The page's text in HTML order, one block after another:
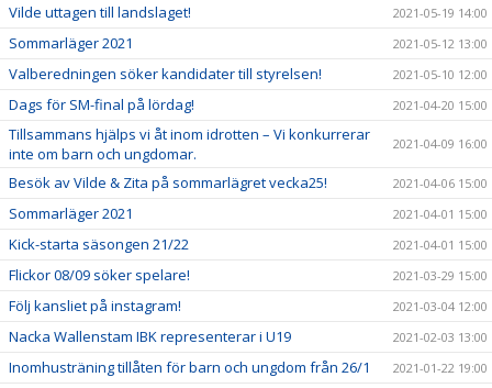
Vilde uttagen till landslaget! 2021-05-19 14:00
Sommarläger 2021 2021-05-12 13:00
Valberedningen söker kandidater till styrelsen! 2021-05-10 12:00
Dags för SM-final på lördag! 2021-04-20 15:00
Tillsammans hjälps vi åt inom idrotten – Vi konkurrerar
inte om barn och ungdomar.
2021-04-09 16:00
Besök av Vilde & Zita på sommarlägret vecka25! 2021-04-06 15:00
Sommarläger 2021 2021-04-01 15:00
Kick-starta säsongen 21/22 2021-04-01 15:00
Flickor 08/09 söker spelare! 2021-03-29 15:00
Följ kansliet på instagram! 2021-03-04 12:00
Nacka Wallenstam IBK representerar i U19 2021-02-03 13:00
Inomhusträning tillåten för barn och ungdom från 26/1 2021-01-22 19:00